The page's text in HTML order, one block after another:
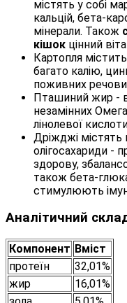
містять у собі
кальцій, бета-
мінерали. Також
кішок цінний
Картопля
багато калію,
поживних
Пташиний жир -
незамінних
лінолевої
Дріжджі містять
олігосахариди -
здорову,
також бета-
стимулюють
Аналітичний
Компонент Вміст
протеїн
32,01%
жир
16,01%